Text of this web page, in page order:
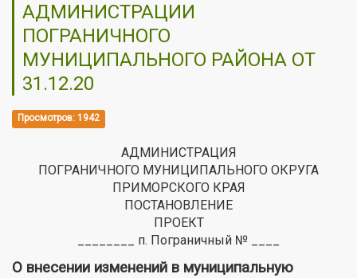
АДМИНИСТРАЦИИ
ПОГРАНИЧНОГО
МУНИЦИПАЛЬНОГО РАЙОНА ОТ
31.12.20
Просмотров: 1942
АДМИНИСТРАЦИЯ
ПОГРАНИЧНОГО МУНИЦИПАЛЬНОГО ОКРУГА
ПРИМОРСКОГО КРАЯ
ПОСТАНОВЛЕНИЕ
ПРОЕКТ
________ п. Пограничный № ____
О внесении изменений в муниципальную